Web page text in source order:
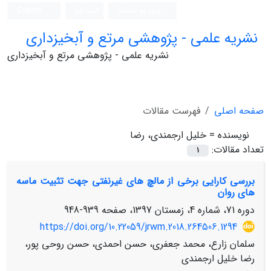
نشریه علمی - پژوهشی مرتع و آبخیزداری
نشریه علمی - پژوهشی مرتع و آبخیزداری
صفحه اصلی
فهرست مقالات
نویسنده = خلیل ارجمندی، رضا
تعداد مقالات:
1
بررسی کارایی برخی از مالچ های غیرنفتی جهت تثبیت ماسه
های روان
دوره 71، شماره 4، زمستان 1397، صفحه
939-948
https://doi.org/10.22059/jrwm.2018.264506.1294
سلمان زارع، محمد جعفری، حسن احمدی، حسن روحی پور،
رضا خلیل ارجمندی